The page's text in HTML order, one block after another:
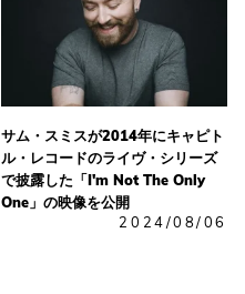
サム・スミスが2014年にキャピト
ル・レコードのライヴ・シリーズ
で披露した「I'm Not The Only
One」の映像を公開
2024/08/06